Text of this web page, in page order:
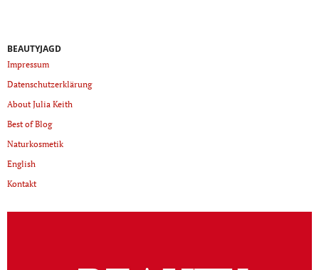
BEAUTYJAGD
Impressum
Datenschutzerklärung
About Julia Keith
Best of Blog
Naturkosmetik
English
Kontakt